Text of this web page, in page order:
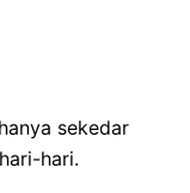
sekedar
hari.